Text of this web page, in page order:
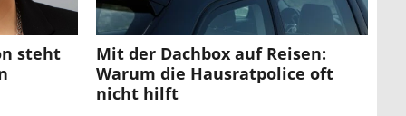
steht
Mit der Dachbox auf Reisen:
Warum die Hausratpolice oft
nicht hilft